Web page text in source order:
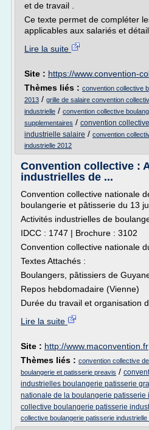
et de travail .
Ce texte permet de compléter
applicables aux salariés et
Lire la suite
Site : https://www.convention-
Thèmes liés : convention collective
2013 / grille de salaire convention
industrielle / convention collective
supplementaires / convention
industrielle salaire / convention
industrielle 2012
Convention collective :
industrielles de ...
Convention collective nationale
boulangerie et pâtisserie du 13
Activités industrielles de
IDCC : 1747 | Brochure : 3102
Convention collective nationale
Textes Attachés :
Boulangers, pâtissiers de
Repos hebdomadaire (Vienne)
Durée du travail et organisation
Lire la suite
Site : http://www.maconvention.fr
Thèmes liés : convention collective
boulangerie et patisserie preavis /
industrielles boulangerie patisserie
nationale de la boulangerie patisserie
collective boulangerie patisserie
collective boulangerie patisserie industrielle